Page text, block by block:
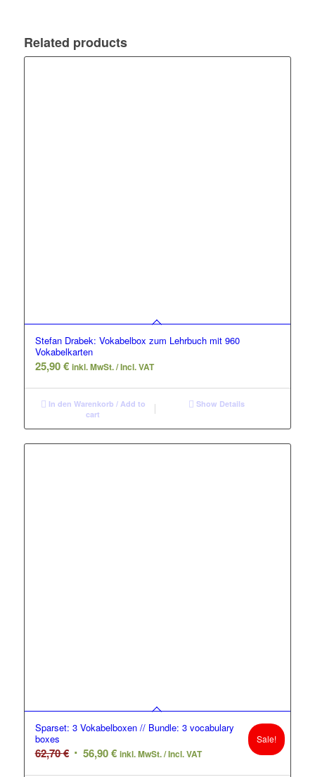
Related products
Stefan Drabek: Vokabelbox zum Lehrbuch mit 960
Vokabelkarten
25,90€ inkl. MwSt. / Incl. VAT
In den Warenkorb / Add to
cart
Show Details
Sparset: 3 Vokabelboxen // Bundle: 3 vocabulary
boxes
62,70€ Original
56,90€Current
inkl. MwSt. / Incl. VAT
Sale!